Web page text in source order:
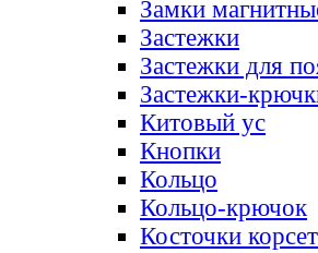
Замки
Застежки
Застежки для
Застежки-
Китовый ус
Кнопки
Кольцо
Кольцо-крючок
Косточки